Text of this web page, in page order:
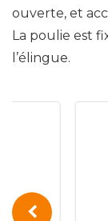
ouverte, et
La poulie est
l’élingue.